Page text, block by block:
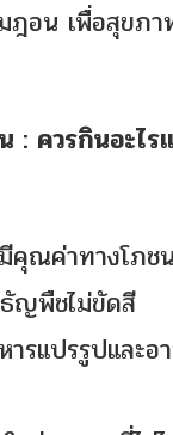
ฎอน เพื่อสุขภ
: ควรกินอะไร
คุณค่าทางโภช
ญพืชไม่ขัดสี
รแปรรูปและอ